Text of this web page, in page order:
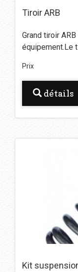
Tiroir ARB
Grand tiroir
équipement.Le
Prix
détails
Kit